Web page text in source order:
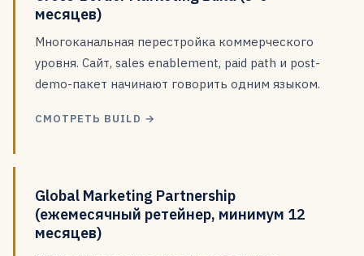
месяцев)
Многоканальная перестройка коммерческого
уровня. Сайт, sales enablement, paid path и post-
demo-пакет начинают говорить одним языком.
СМОТРЕТЬ BUILD →
Global Marketing Partnership
(ежемесячный ретейнер, минимум 12
месяцев)